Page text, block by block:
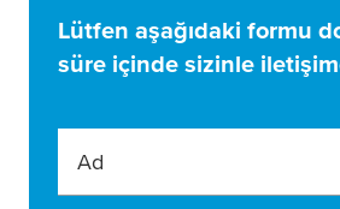
Lütfen aşağıdaki formu
süre içinde sizinle
Ad